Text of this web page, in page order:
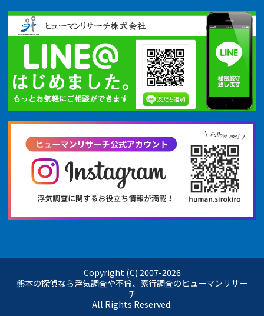
Copyright (C) 2007-2026
熊本の探偵なら浮気調査や不倫、素行調査のヒューマンリサー
チ
All Rights Reserved.